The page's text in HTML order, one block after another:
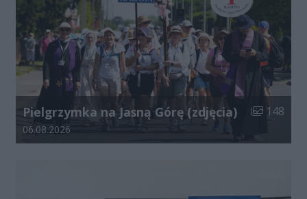
Pielgrzymka na Jasną Górę (zdjęcia) Liczba
148
Data dodania galerii:
06.08.2026